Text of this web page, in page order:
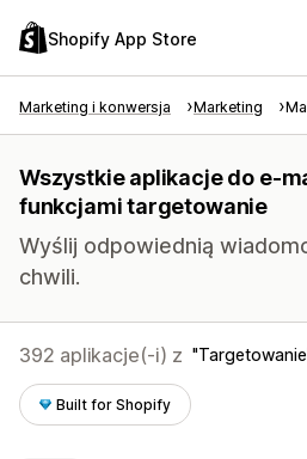
Shopify App Store
Marketing i konwersja Marketing
Wszystkie aplikacje do e-
funkcjami targetowanie
Wyślij odpowiednią
chwili.
392 aplikacje(-i) z Targetowanie
Built for Shopify